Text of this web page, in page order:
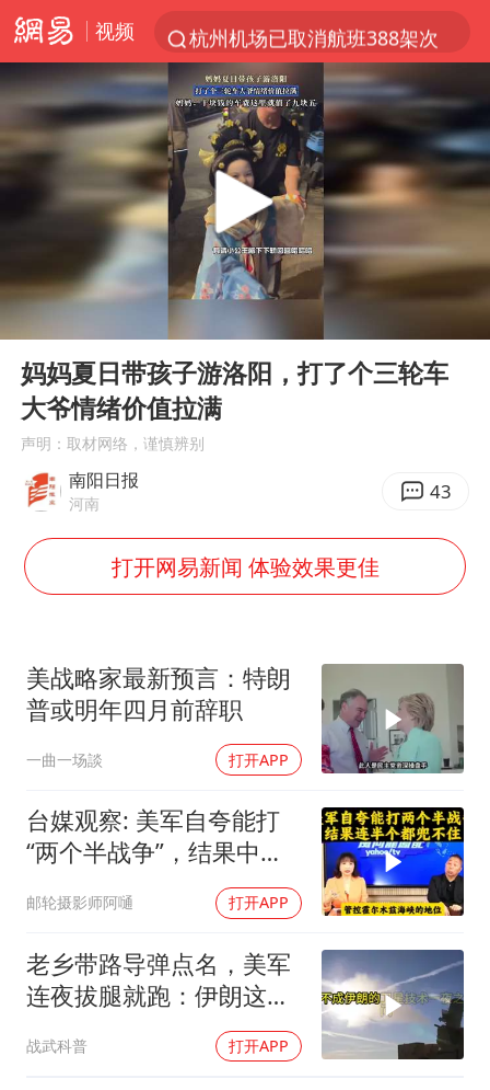
视频
杭州机场已取消航班388架次
《披荆斩棘2026》阵容官宣
中国第1高楼阻尼器摆动明显
上海有出现龙卷潜势
《龙餐馆》 冲奖
2025年小学教师减少13.19万
以军士兵把枪口对准中国记者
笔试第一被劝弃考涉事副校长被撤职
构建更高水平的全民健身公共服务体系
灌溉水坝被隔成鱼塘 村民投诉20余年
Play
妈妈夏日带孩子游洛阳，打了个三轮车
大爷情绪价值拉满
声明：取材网络，谨慎辨别
南阳日报
河南 43
打开网易新闻 体验效果更佳
美战略家最新预言：特朗
普或明年四月前辞职
一曲一场談 打开APP
台媒观察: 美军自夸能打
“两个半战争”，结果中东
这一仗，连半个都兜不住
邮轮摄影师阿嗵 打开APP
老乡带路导弹点名，美军
连夜拔腿就跑：伊朗这波
操作把霸权底裤撕了个精
光
战武科普 打开APP